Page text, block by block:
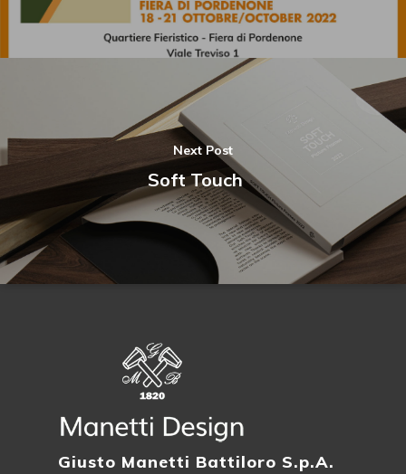
Next Post
Soft Touch
Giusto Manetti Battiloro S.p.A.